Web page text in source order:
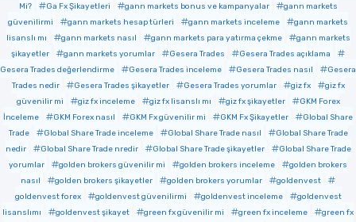
Mi?
Ga Fx Şikayetleri gann markets bonus ve kampanyalar
gann markets
güvenilirmi
gann markets hesap türleri gann markets inceleme
gann markets
lisanslı mı
gann markets nasıl gann markets para yatırma çekme
gann markets
şikayetler
gann markets yorumlar Gesera Trades
Gesera Trades açıklama
Gesera Trades değerlendirme
Gesera Trades inceleme Gesera Trades nasıl
Gesera
Trades nedir
Gesera Trades şikayetler Gesera Trades yorumlar giz fx
giz fx
güvenilir mi
giz fx inceleme giz fx lisanslı mı giz fx şikayetler
GKM Forex
İnceleme
GKM Forex nasıl GKM Fx güvenilir mi GKM Fx Şikayetler
Global Share
Trade
Global Share Trade inceleme Global Share Trade nasıl
Global Share Trade
nedir
Global Share Trade nredir Global Share Trade şikayetler
Global Share Trade
yorumlar
golden brokers güvenilir mi golden brokers inceleme
golden brokers
nasıl
golden brokers şikayetler golden brokers yorumlar
goldenvest
goldenvest forex
goldenvest güvenilirmi goldenvest inceleme
goldenvest
lisanslımı
goldenvest şikayet green fx güvenilir mi green fx inceleme
green fx